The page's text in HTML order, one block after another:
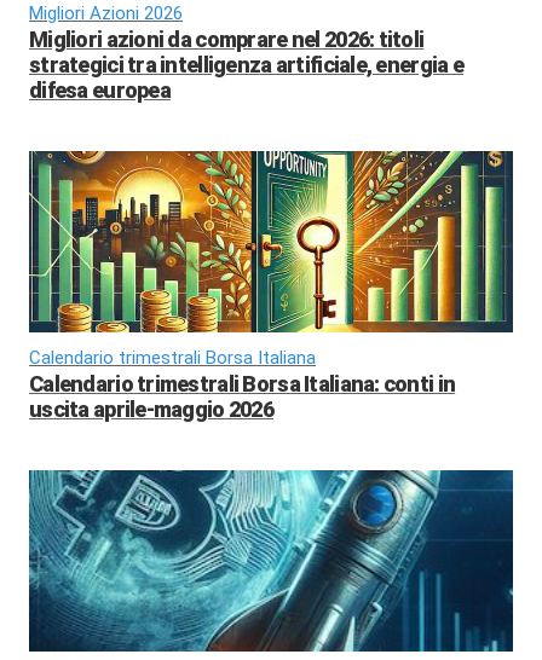
Migliori Azioni 2026
Migliori azioni da comprare nel 2026: titoli
strategici tra intelligenza artificiale, energia e
difesa europea
Calendario trimestrali Borsa Italiana
Calendario trimestrali Borsa Italiana: conti in
uscita aprile-maggio 2026